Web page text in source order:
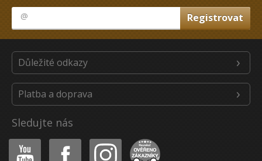
Důležité odkazy
Platba a doprava
Sledujte nás
Youtube Facebook Instagram Heureka